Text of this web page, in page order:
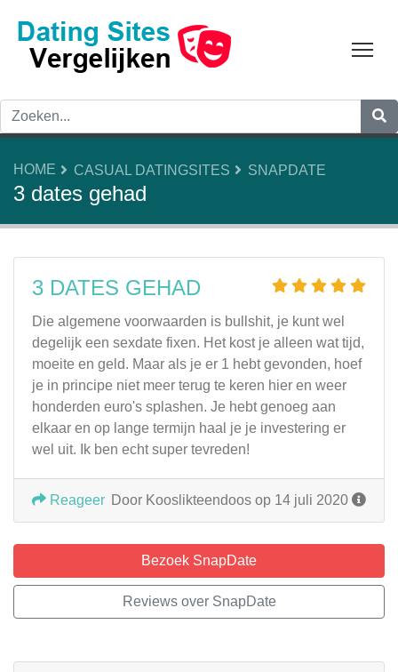
HOME CASUAL DATINGSITES SNAPDATE
3 dates gehad
3 DATES GEHAD
Die algemene voorwaarden is bullshit, je kunt wel
degelijk een sexdate fixen. Het kost je alleen wat tijd,
moeite en geld. Maar als je er 1 hebt gevonden, hoef
je in principe niet meer terug te keren hier en weer
honderden euro's splashen. Je hebt genoeg aan
elkaar en op lange termijn haal je je investering er
wel uit. Ik ben echt super tevreden!
Door Kooslikteendoos op 14 juli 2020
Reageer
Bezoek SnapDate
Reviews over SnapDate